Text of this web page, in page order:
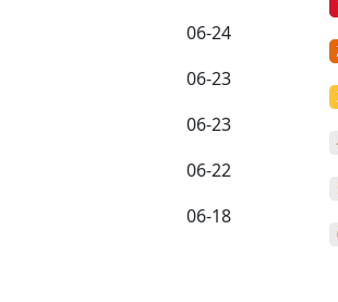
06-24
06-23
06-23
06-22
06-18